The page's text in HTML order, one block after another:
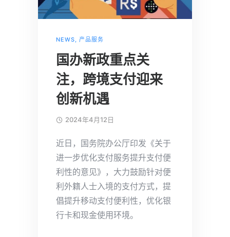
NEWS, 产品服务
国办新政重点关
注，跨境支付迎来
创新机遇
2024年4月12日
近日，国务院办公厅印发《关于
进一步优化支付服务提升支付便
利性的意见》，大力鼓励针对便
利外籍人士入境的支付方式，提
倡提升移动支付便利性，优化银
行卡和现金使用环境。